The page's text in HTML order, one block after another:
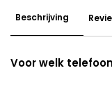
Beschrijving
Voor welk